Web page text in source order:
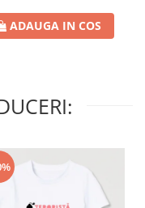
ADAUGA IN COS